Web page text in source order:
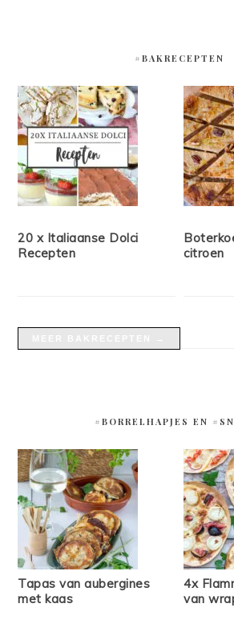
#BAKRECEPTEN
20 x Italiaanse Dolci
Recepten
citroen
#BORRELHAPJES EN
Tapas van aubergines
met kaas
4x
van